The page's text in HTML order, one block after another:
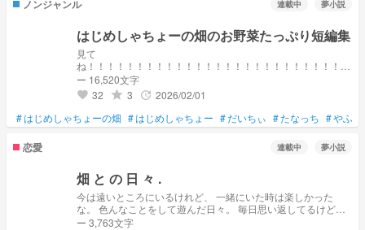
ノンジャンル 連載中 夢小説
はじめしゃちょーの畑のお野菜たっぷり短編集
見て
ね！！！！！！！！！！！！！！！！！！！！！！！！！！！
！！！！！！！！！！
ー 16,520文字
favorite 32 grade 3 update 2026/02/01
#はじめしゃちょーの畑 #はじめしゃちょー #だいちぃ #たなっち #やふ
恋愛 連載中 夢小説
畑 と の 日 々 .
今は遠いところにいるけれど、 一緒にいた時は楽しかった
な。 色んなことをして遊んだ日々。 毎日思い返してるけど、
やっぱり別れたあの日が辛くなる。 ”恋”もしたっけ。 本気で好
ー 3,763文字